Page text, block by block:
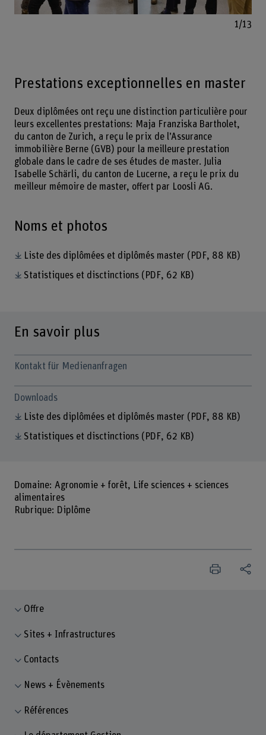
1/13
Prestations exceptionnelles en master
Deux diplômées ont reçu une distinction particulière pour
leurs excellentes prestations: Maja Franziska Bartholet,
du canton de Zurich, a reçu le prix de l’Assurance
immobilière Berne (GVB) pour la meilleure prestation
globale dans le cadre de ses études de master. Julia
Isabelle Schärli, du canton de Lucerne, a reçu le prix du
meilleur mémoire de master, offert par Loosli AG.
Noms et photos
Liste des diplômées et diplômés master (PDF, 88 KB)
Statistiques et disctinctions (PDF, 62 KB)
En savoir plus
Kontakt für Medienanfragen
Downloads
Liste des diplômées et diplômés master (PDF, 88 KB)
Statistiques et disctinctions (PDF, 62 KB)
Domaine: Agronomie + forêt, Life sciences + sciences
alimentaires
Rubrique: Diplôme
Offre
Sites + Infrastructures
Contacts
News + Évènements
Références